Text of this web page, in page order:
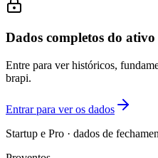
Dados completos do ativo
Entre para ver históricos,
brapi.
Entrar para ver os dados
Startup e Pro · dados de